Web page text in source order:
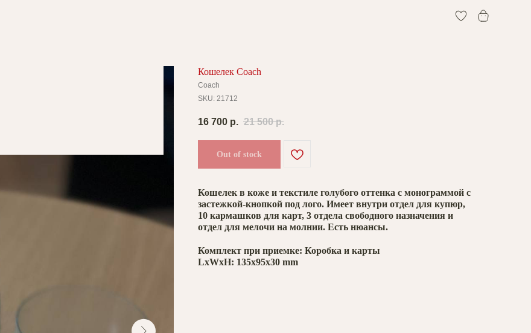
Кошелек Coach
Coach
SKU: 21712
16 700 р. 21 500 р.
Out of stock
Кошелек в коже и текстиле голубого оттенка с монограммой с
застежкой-кнопкой под лого. Имеет внутри отдел для купюр,
10 кармашков для карт, 3 отдела свободного назначения и
отдел для мелочи на молнии. Есть нюансы.
Комплект при приемке: Коробка и карты
LxWxH: 135x95x30 mm